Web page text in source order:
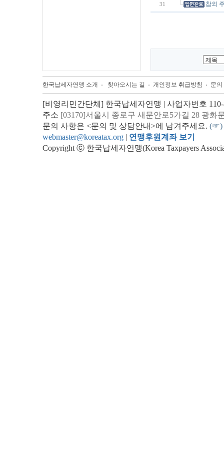
31 참외
한국납세자연맹 소개 찾아오시는 길 개인정보 취급방침 문
[비영리민간단체] 한국납세자연맹 | 사업자번호
주소 [03170]서울시 종로구 새문안로5가길 28 광화
문의 사항은 <문의 및 상담안내>에 남겨주세요. (☞)
webmaster@koreatax.org | 연맹후원계좌 보기
Copyright ⓒ 한국납세자연맹(Korea Taxpayers